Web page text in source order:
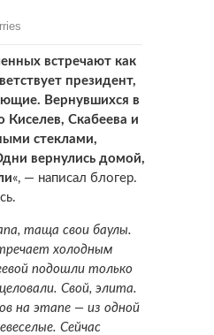
встречают как
президент,
Вернувшихся в
Киселев, Скабеева и
стеклами,
вернулись домой,
«, — написал блогер.
таща свои баулы.
холодным
подошли только
Свой, элита.
на этапе — из одной
Сейчас